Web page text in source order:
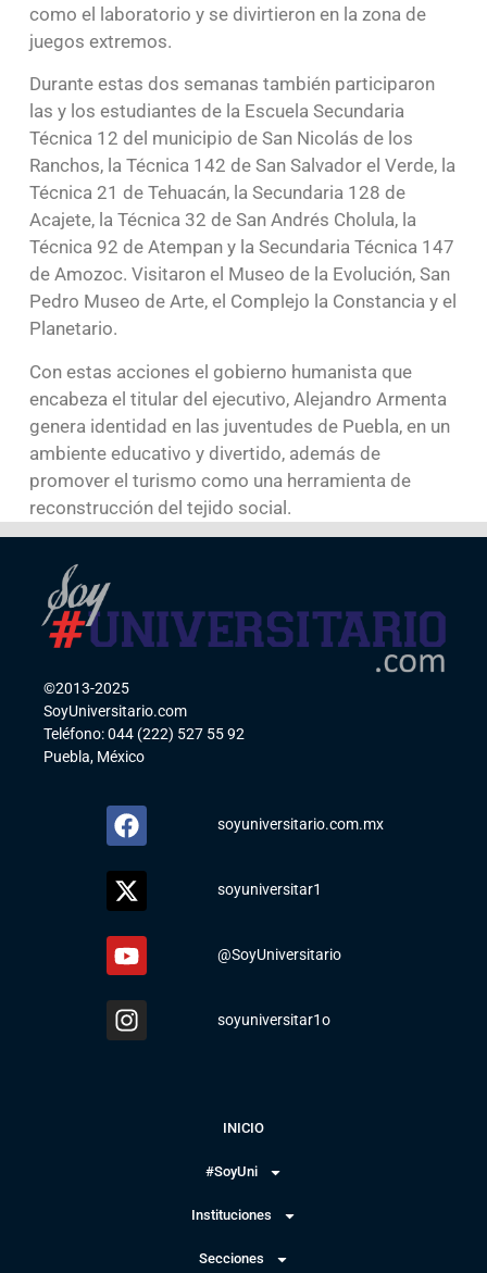
como el laboratorio y se divirtieron en la zona de
juegos extremos.
Durante estas dos semanas también participaron
las y los estudiantes de la Escuela Secundaria
Técnica 12 del municipio de San Nicolás de los
Ranchos, la Técnica 142 de San Salvador el Verde, la
Técnica 21 de Tehuacán, la Secundaria 128 de
Acajete, la Técnica 32 de San Andrés Cholula, la
Técnica 92 de Atempan y la Secundaria Técnica 147
de Amozoc. Visitaron el Museo de la Evolución, San
Pedro Museo de Arte, el Complejo la Constancia y el
Planetario.
Con estas acciones el gobierno humanista que
encabeza el titular del ejecutivo, Alejandro Armenta
genera identidad en las juventudes de Puebla, en un
ambiente educativo y divertido, además de
promover el turismo como una herramienta de
reconstrucción del tejido social.
©2013-2025
SoyUniversitario.com
Teléfono: 044 (222) 527 55 92
Puebla, México
soyuniversitario.com.mx
soyuniversitar1
@SoyUniversitario
soyuniversitar1o
INICIO
#SoyUni
Instituciones
Secciones